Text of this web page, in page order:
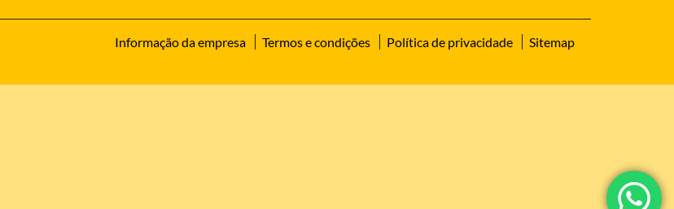
Informação da empresa Termos e condições Política de privacidade Sitemap